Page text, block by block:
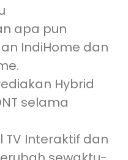
apa pun
IndiHome dan
Hybrid
selama
Interaktif dan